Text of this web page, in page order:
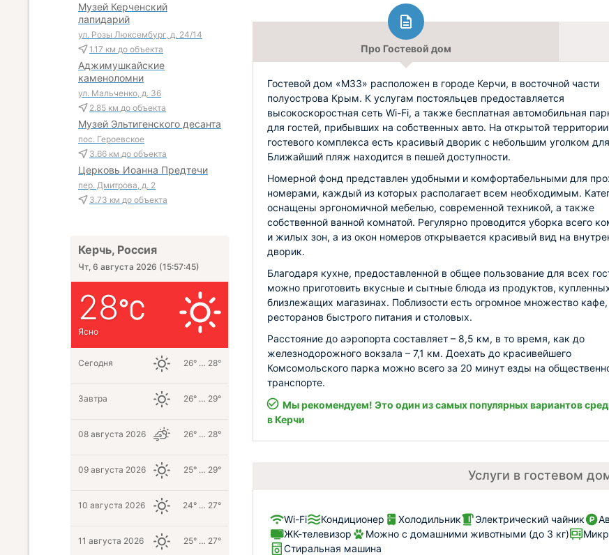
Про Гостевой дом
Гостевой дом «М33» расположен в городе Керчи, в восточной части
полуострова Крым. К услугам постояльцев предоставляется
высокоскоростная сеть Wi-Fi, а также бесплатная автомобильная
для гостей, прибывших на собственных авто. На открытой территории
гостевого комплекса есть красивый дворик с небольшим уголком
Ближайший пляж находится в пешей доступности.
Номерной фонд представлен удобными и комфортабельными для
номерами, каждый из которых располагает всем необходимым.
оснащены эргономичной мебелью, современной техникой, а также
собственной ванной комнатой. Регулярно проводится уборка всего
и жилых зон, а из окон номеров открывается красивый вид на
дворик.
Благодаря кухне, предоставленной в общее пользование для всех
можно приготовить вкусные и сытные блюда из продуктов,
близлежащих магазинах. Поблизости есть огромное множество кафе,
ресторанов быстрого питания и столовых.
Расстояние до аэропорта составляет – 8,5 км, в то время, как до
железнодорожного вокзала – 7,1 км. Доехать до красивейшего
Комсомольского парка можно всего за 20 минут езды на
транспорте.
Мы рекомендуем! Это один из самых популярных вариантов
в Керчи
Услуги в гостевом
Wi-Fi Кондиционер Холодильник Электрический чайник
ЖК-телевизор
Можно с домашними животными (до 3 кг)
Стиральная машина
Музей Керченский
лапидарий
ул. Розы Люксембург, д. 24/14
1.17 км до объекта
Аджимушкайские
каменоломни
ул. Мальченко, д. 36
2.85 км до объекта
Музей Эльтигенского десанта
пос. Героевское
3.66 км до объекта
Церковь Иоанна Предтечи
пер. Дмитрова, д. 2
3.73 км до объекта
Керчь, Россия
Чт, 6 августа 2026 (15:57:46)
28
Ясно
Сегодня 26° … 28°
Завтра 26° … 29°
08 августа 2026 26° … 28°
09 августа 2026 25° … 29°
10 августа 2026 24° … 27°
11 августа 2026 25° … 27°